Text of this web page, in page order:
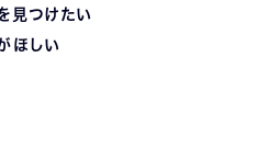
見つけたい
ほしい